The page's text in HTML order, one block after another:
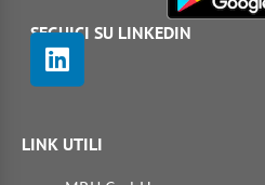
SEGUICI SU LINKEDIN
LINK UTILI